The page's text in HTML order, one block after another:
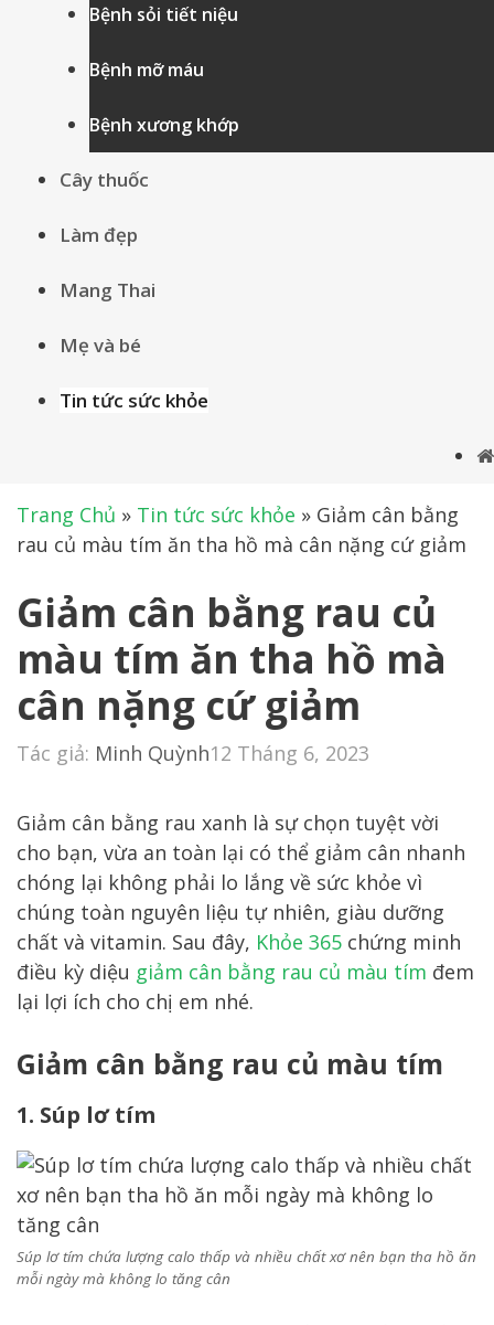
Bệnh sỏi tiết niệu
Bệnh mỡ máu
Bệnh xương khớp
Cây thuốc
Làm đẹp
Mang Thai
Mẹ và bé
Tin tức sức khỏe
Trang Chủ » Tin tức sức khỏe » Giảm cân bằng
rau củ màu tím ăn tha hồ mà cân nặng cứ giảm
Giảm cân bằng rau củ
màu tím ăn tha hồ mà
cân nặng cứ giảm
Tác giả: Minh Quỳnh12 Tháng 6, 2023
Giảm cân bằng rau xanh là sự chọn tuyệt vời
cho bạn, vừa an toàn lại có thể giảm cân nhanh
chóng lại không phải lo lắng về sức khỏe vì
chúng toàn nguyên liệu tự nhiên, giàu dưỡng
chất và vitamin. Sau đây, Khỏe 365 chứng minh
điều kỳ diệu giảm cân bằng rau củ màu tím đem
lại lợi ích cho chị em nhé.
Giảm cân bằng rau củ màu tím
1. Súp lơ tím
Súp lơ tím chứa lượng calo thấp và nhiều chất xơ nên bạn tha hồ ăn
mỗi ngày mà không lo tăng cân